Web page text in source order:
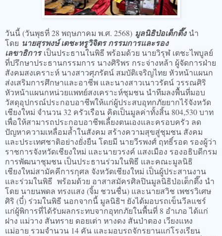
วันนี้ (วันพุธที่ 28 พฤษภาคม พ.ศ. 2568) มูลนิธิป่อเต็กตึ๊งนำ
โดย นายสุรพงษ์ เตชะหรูวิจิตร กรรมการและรอง
เลขาธิการเป็นประธานในพิธี พร้อมด้วย นายวิรุฬ เตชะไพบูลย์
ที่ปรึกษาประธานกรรมการ นางศิริพร กระจ่างหล้า ผู้จัดการฝ่าย
สังคมสงเคราะห์ นางสาวศุภรัตน์ สมบัติเจริญไทย หัวหน้าแผนก
ส่งเสริมการศึกษาและอาชีพ และนางสาวเนาวรัตน์ วรรณศิริ
หัวหน้าแผนกหน่วยแพทย์สงเคราะห์ชุมชน นำทีมลงพื้นที่มอบ
วัสดุอุปกรณ์ประกอบอาชีพให้แก่ผู้ประสบอุทกภัยยากไร้จังหวัด
เชียงใหม่ จำนวน 32 ครัวเรือน คิดเป็นมูลค่าทั้งสิ้น 804,530 บาท
เพื่อให้สามารถประกอบอาชีพเลี้ยงตนเองและครอบครัว ลด
ปัญหาความเหลื่อมล้ำในสังคม สร้างความสุขสู่ชุมชน สังคม
และประเทศชาติอย่างยั่งยืน โดยมี นายวีรพงศ์ ฤทธิ์รอด รองผู้ว่า
ราชการจังหวัดเชียงใหม่ และนายวรงค์ แสงเมือง รองอธิบดีกรม
การพัฒนาชุมชน เป็นประธานร่วมในพิธี และคณะมูลนิธิ
เชียงใหม่สามัคคีการกุศล จังหวัดเชียงใหม่ เป็นผู้ประสานงาน
และร่วมในพิธี พร้อมด้วย อาสาสมัครศิลปินมูลนิธิป่อเต็กตึ๊ง นำ
โดย นายนพดล ทรงแสง (จิ้ม ชวนชื่น) และนายสวิช เพชรวิเศษ
ศิริ (บี๋) ร่วมในพิธี นอกจากนี้ มูลนิธิฯ ยังได้มอบรถเข็นวีลแชร์
แก่ผู้พิการที่ได้รับผลกระทบจากอุทกภัยในพื้นที่ 8 อำเภอ ได้แก่
ฝาง แม่วาง สันทราย ดอยเต่า หางดง สันป่าตอง เวียงแหง
แม่อาย รวมจำนวน 14 คัน และมอบรถจักรยานแก่โรงเรียน